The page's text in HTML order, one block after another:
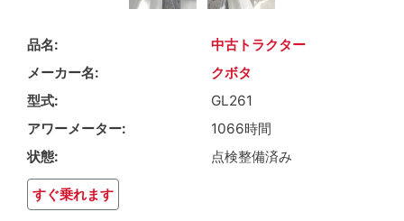
品名
中古トラクター
メーカー名
クボタ
型式
GL261
アワーメーター
1066時間
状態
点検整備済み
すぐ乗れます